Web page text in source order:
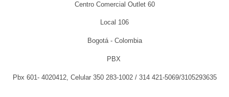
Centro Comercial Outlet 60
Local 106
Bogotá - Colombia
PBX
Pbx 601- 4020412, Celular 350 283-1002 / 314 421-5069/3105293635